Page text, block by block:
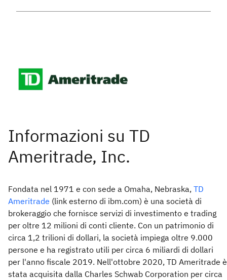
Fondata nel 1971 e con sede a Omaha, Nebraska, TD
Ameritrade (link esterno di ibm.com) è una società di
brokeraggio che fornisce servizi di investimento e trading
per oltre 12 milioni di conti cliente. Con un patrimonio di
circa 1,2 trilioni di dollari, la società impiega oltre 9.000
persone e ha registrato utili per circa 6 miliardi di dollari
per l'anno fiscale 2019. Nell'ottobre 2020, TD Ameritrade è
stata acquisita dalla Charles Schwab Corporation per circa